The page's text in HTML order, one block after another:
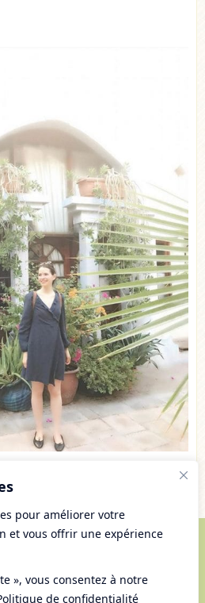
pour améliorer votre
et vous offrir une expérience
», vous consentez à notre
de confidentialité
droits réservés